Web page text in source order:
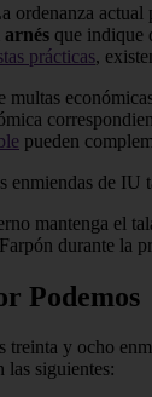
ordenanza
que indique
prácticas,
multas
pueden
enmiendas de IU
mantenga el
durante la
Podemos
y ocho
las siguientes: